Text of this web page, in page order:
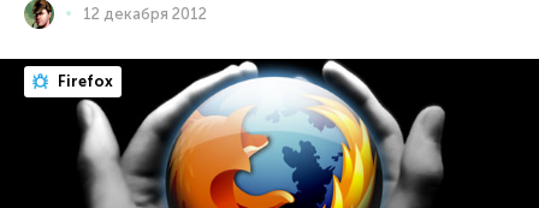
12 декабря 2012
Firefox